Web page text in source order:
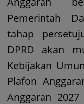
Pemerintah
tahap
DPRD akan
Kebijakan
Plafon
Anggaran